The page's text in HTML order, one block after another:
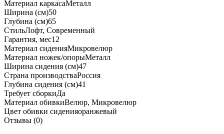
Материал каркасаМеталл
Ширина (см)50
Глубина (см)65
СтильЛофт, Современный
Гарантия, мес12
Материал сиденияМикровелюр
Материал ножек/опорыМеталл
Ширина сидения (см)47
Страна производстваРоссия
Глубина сидения (см)41
Требует сборкиДа
Материал обивкиВелюр, Микровелюр
Цвет обивки сиденияоранжевый
Отзывы (0)